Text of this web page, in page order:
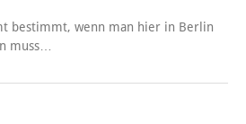
bestimmt, wenn man hier in Berlin
muss…